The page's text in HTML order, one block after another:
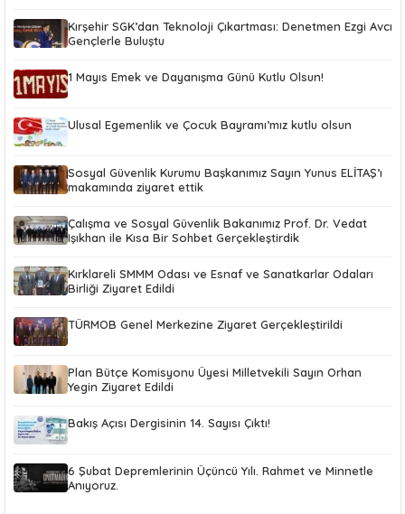
Kırşehir SGK’dan Teknoloji Çıkartması: Denetmen Ezgi Avcı
Gençlerle Buluştu
1 Mayıs Emek ve Dayanışma Günü Kutlu Olsun!
Ulusal Egemenlik ve Çocuk Bayramı’mız kutlu olsun
Sosyal Güvenlik Kurumu Başkanımız Sayın Yunus ELİTAŞ’ı
makamında ziyaret ettik
Çalışma ve Sosyal Güvenlik Bakanımız Prof. Dr. Vedat
Işıkhan ile Kısa Bir Sohbet Gerçekleştirdik
Kırklareli SMMM Odası ve Esnaf ve Sanatkarlar Odaları
Birliği Ziyaret Edildi
TÜRMOB Genel Merkezine Ziyaret Gerçekleştirildi
Plan Bütçe Komisyonu Üyesi Milletvekili Sayın Orhan
Yegin Ziyaret Edildi
Bakış Açısı Dergisinin 14. Sayısı Çıktı!
6 Şubat Depremlerinin Üçüncü Yılı. Rahmet ve Minnetle
Anıyoruz.